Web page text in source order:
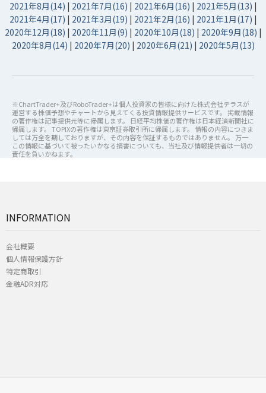
2021年8月(14) | 2021年7月(16) | 2021年6月(16) | 2021年5月(13) |
2021年4月(17) | 2021年3月(19) | 2021年2月(16) | 2021年1月(17) |
2020年12月(18) | 2020年11月(9) | 2020年10月(18) | 2020年9月(18) |
2020年8月(14) | 2020年7月(20) | 2020年6月(21) | 2020年5月(13)
※ChartTrader+及びRoboTrader+は個人投資家の皆様に向けた株式会社テラスが
運営する株価予想やチャートから見えてくる投資情報提供サービスです。 掲載情報
の著作権は記事提供元等に帰属します。 日経平均株価の著作権は日本経済新聞社に
帰属します。 TOPIXの著作権は東京証券取引所に帰属します。 情報の内容につきま
しては万全を期しておりますが、その内容を保証するものではありません。 万一
この情報に基づいて被ったいかなる損害についても、当社及び情報提供者は一切の
責任を負いかねます。
INFORMATION
会社概要
個人情報保護方針
特定商取引
金融ADR対応